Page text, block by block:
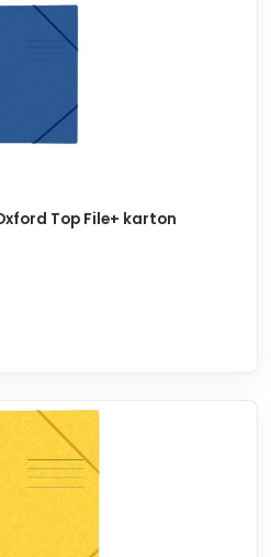
Top File+ karton